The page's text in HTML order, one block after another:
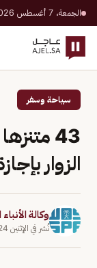
الجمعة، 7 أغسطس 2026 · 24 صفر 1448 هـ
سياحة وسفر
43
الزوار
وكالة
نُشر في الإثنين 24 نوفمبر 2025